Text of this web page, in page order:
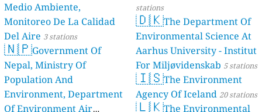
Medio Ambiente,
Monitoreo De La Calidad
Del Aire 3 stations
🇳🇵Government Of
Nepal, Ministry Of
Population And
Environment, Department
Of Environment Air
stations
🇩🇰The Department Of
Environmental Science At
Aarhus University - Institut
For Miljøvidenskab 5 stations
🇮🇸The Environment
Agency Of Iceland 20 stations
🇱🇰The Environmental